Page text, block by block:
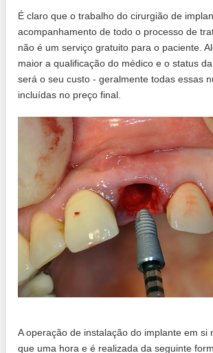
É claro que o trabalho do cirurgião de
acompanhamento de todo o processo de
não é um serviço gratuito para o paciente.
maior a qualificação do médico e o status
será o seu custo - geralmente todas essas
incluídas no preço final.
A operação de instalação do implante em si
que uma hora e é realizada da seguinte